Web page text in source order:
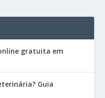
gratuita em
Guia